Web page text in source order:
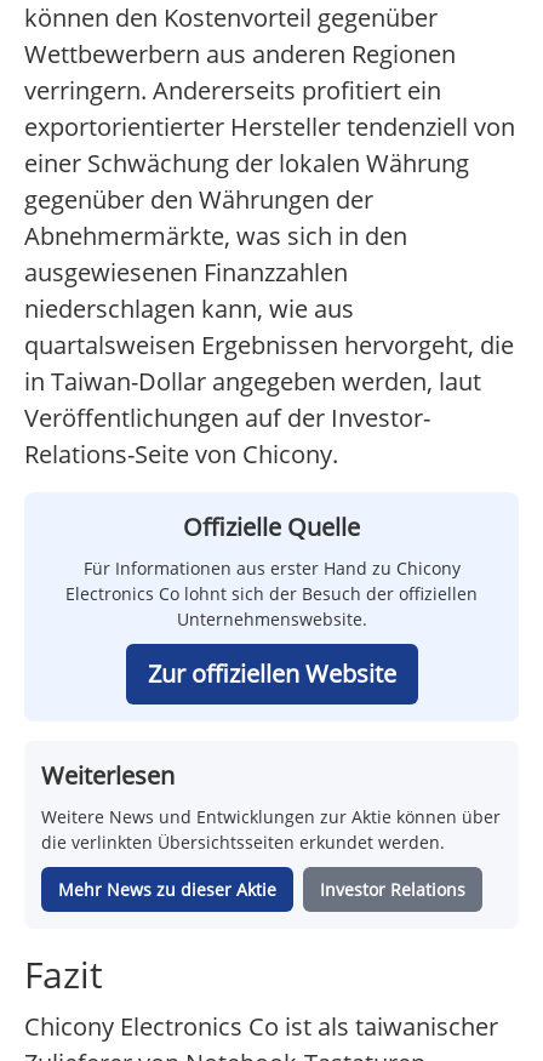
können den Kostenvorteil gegenüber
Wettbewerbern aus anderen Regionen
verringern. Andererseits profitiert ein
exportorientierter Hersteller tendenziell von
einer Schwächung der lokalen Währung
gegenüber den Währungen der
Abnehmermärkte, was sich in den
ausgewiesenen Finanzzahlen
niederschlagen kann, wie aus
quartalsweisen Ergebnissen hervorgeht, die
in Taiwan-Dollar angegeben werden, laut
Veröffentlichungen auf der Investor-
Relations-Seite von Chicony.
Offizielle Quelle
Für Informationen aus erster Hand zu Chicony
Electronics Co lohnt sich der Besuch der offiziellen
Unternehmenswebsite.
Zur offiziellen Website
Weiterlesen
Weitere News und Entwicklungen zur Aktie können über
die verlinkten Übersichtsseiten erkundet werden.
Mehr News zu dieser Aktie Investor Relations
Fazit
Chicony Electronics Co ist als taiwanischer